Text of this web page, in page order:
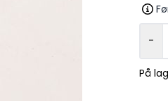
-
På